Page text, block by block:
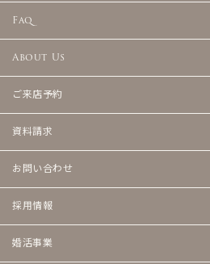
Faq
About Us
ご来店予約
資料請求
お問い合わせ
採用情報
婚活事業